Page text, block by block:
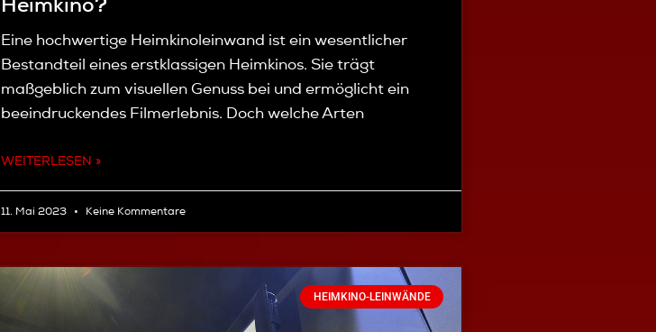
Eine hochwertige Heimkinoleinwand ist ein wesentlicher
Bestandteil eines erstklassigen Heimkinos. Sie trägt
maßgeblich zum visuellen Genuss bei und ermöglicht ein
beeindruckendes Filmerlebnis. Doch welche Arten
WEITERLESEN »
11. Mai 2023 Keine Kommentare
HEIMKINO-LEINWÄNDE